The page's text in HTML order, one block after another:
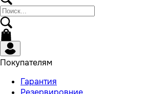
Покупателям
Гарантия